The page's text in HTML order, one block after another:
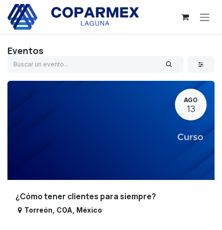
Ir al contenido
Eventos
AGO
13
¿Cómo tener clientes para siempre?
Torreón COA México